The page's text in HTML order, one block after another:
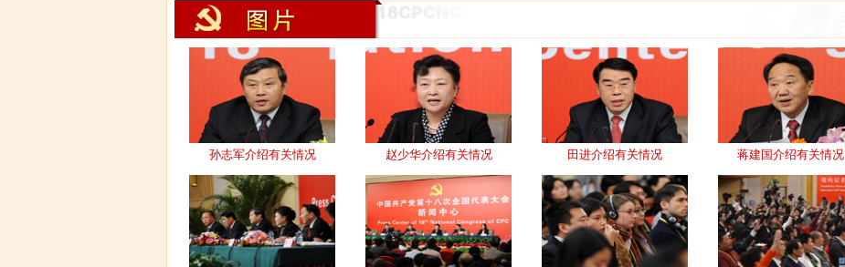
孙志军介绍有关情况 赵少华介绍有关情况 田进介绍有关情况 蒋建国介绍有关情况